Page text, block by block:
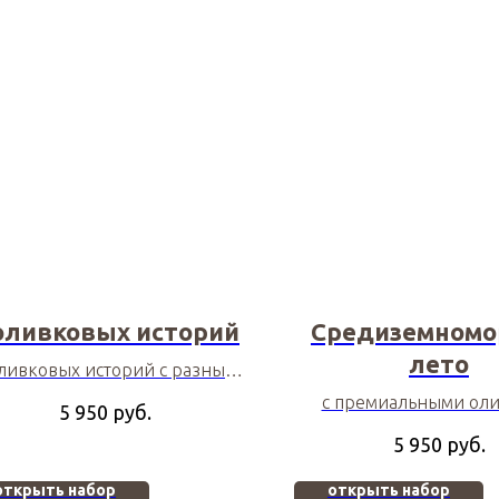
историй
историй с разным
5 950 руб.
набор
лето
с премиальными
5 950 руб.
открыть набор